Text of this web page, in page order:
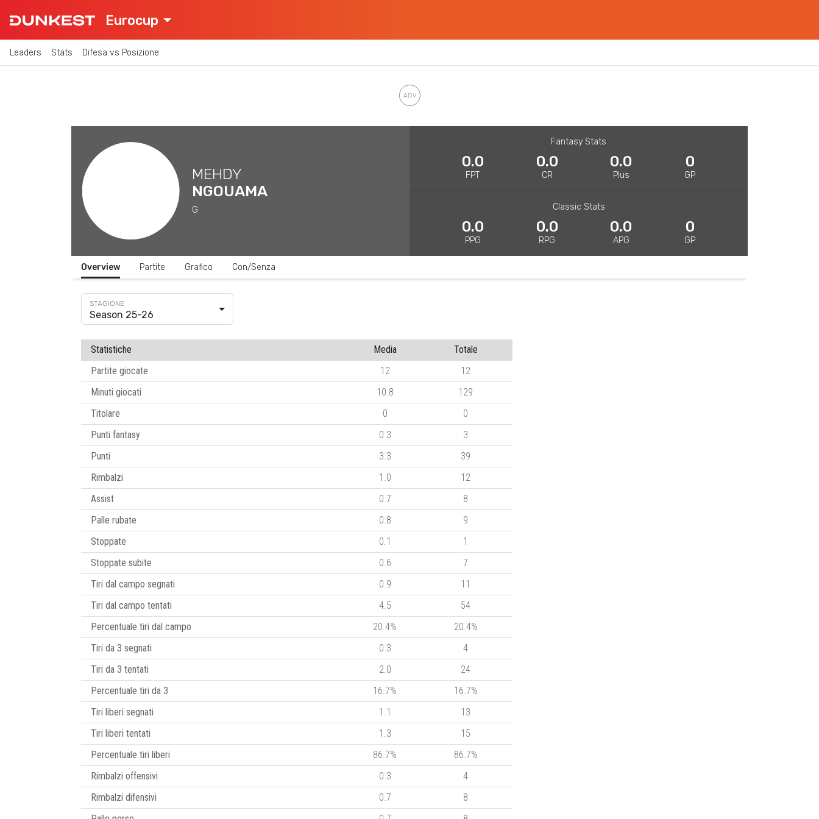
Eurocup
Leaders Stats Difesa vs Posizione
MEHDY
NGOUAMA
G
Fantasy Stats
0.0
FPT
0.0
CR
0.0
Plus
0
GP
Classic Stats
0.0
PPG
0.0
RPG
0.0
APG
0
GP
Overview Partite Grafico Con/Senza
Season 25-26
Statistiche Media
Totale
Partite giocate
12
12
Minuti giocati
10.8
129
Titolare
0
0
Punti fantasy
0.3
3
Punti
3.3
39
Rimbalzi
1.0
12
Assist
0.7
8
Palle rubate
0.8
9
Stoppate
0.1
1
Stoppate subite
0.6
7
Tiri dal campo segnati
0.9
11
Tiri dal campo tentati
4.5
54
Percentuale tiri dal campo
20.4%
20.4%
Tiri da 3 segnati
0.3
4
Tiri da 3 tentati
2.0
24
Percentuale tiri da 3
16.7%
16.7%
Tiri liberi segnati
1.1
13
Tiri liberi tentati
1.3
15
Percentuale tiri liberi
86.7%
86.7%
Rimbalzi offensivi
0.3
4
Rimbalzi difensivi
0.7
8